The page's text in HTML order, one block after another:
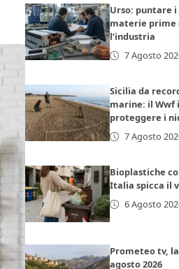
Urso: puntare
materie prime
l’industria
7 Agosto
Sicilia da
marine: il Wwf
proteggere i
7 Agosto
Bioplastiche
Italia spicca il
6 Agosto
Prometeo tv,
agosto 2026